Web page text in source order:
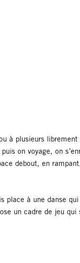
à plusieurs librement
on voyage, on
debout, en
place à une danse qui
un cadre de jeu qui